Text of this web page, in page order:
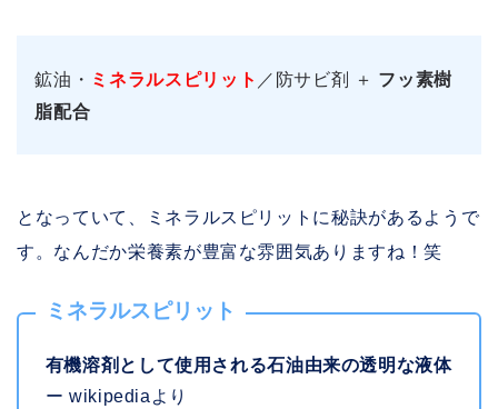
鉱油・ ミネラルスピリット ／防サビ剤 ＋ フッ素樹
脂配合
となっていて、ミネラルスピリットに秘訣があるようで
す。なんだか栄養素が豊富な雰囲気ありますね！笑
ミネラルスピリット
有機溶剤として使用される石油由来の透明な液体
ー wikipediaより